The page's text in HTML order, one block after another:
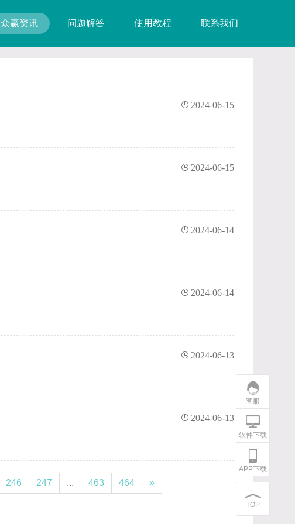
众赢资讯 问题解答 使用教程 联系我们
2024-06-15
2024-06-15
2024-06-14
2024-06-14
2024-06-13
2024-06-13
246 247 ... 463 464 »
客服
软件下载
APP下载
TOP